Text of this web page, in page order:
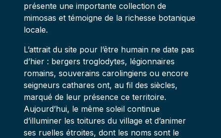
présente une importante collection de
mimosas et témoigne de la richesse botanique
locale.
L’attrait du site pour l’être humain ne date pas
d’hier : bergers troglodytes, légionnaires
romains, souverains carolingiens ou encore
seigneurs cathares ont, au fil des siècles,
marqué de leur présence ce territoire.
Aujourd’hui, le même soleil continue
d’illuminer les toitures du village et d’animer
ses ruelles étroites, dont les noms sont le